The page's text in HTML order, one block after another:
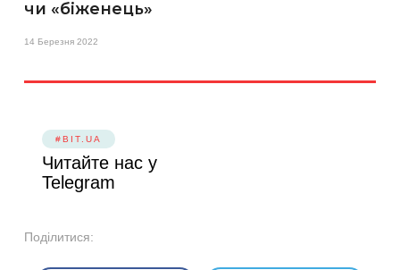
чи «біженець»
14 Березня 2022
#BIT.UA
Читайте нас у
Telegram
Поділитися: